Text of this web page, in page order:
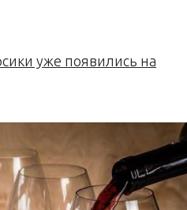
уже появились на